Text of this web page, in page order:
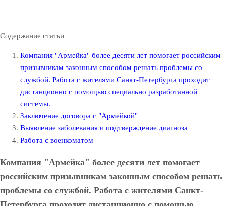
Содержание статьи
Компания "Армейка" более десяти лет помогает российским
призывникам законным способом решать проблемы со
службой. Работа с жителями Санкт-Петербурга проходит
дистанционно с помощью специально разработанной
системы.
Заключение договора с "Армейкой"
Выявление заболевания и подтверждение диагноза
Работа с военкоматом
Компания "Армейка" более десяти лет помогает
российским призывникам законным способом решать
проблемы со службой. Работа с жителями Санкт-